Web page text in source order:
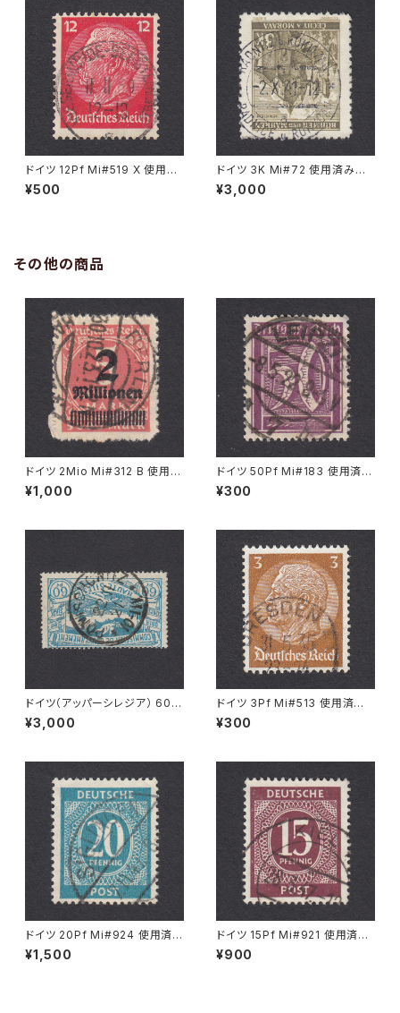
ドイツ 12Pf Mi#519 X 使用済
み切手｜WESERMÜNDE-GE
ESTEMÜNDE 11.11.1939
¥500
ドイツ 3K Mi#72 使用済み切
手｜RADNITZ b. ROKITZAN
2.X.1941
¥3,000
その他の商品
ドイツ 2Mio Mi#312 B 使用済
み切手｜BERLIN 30.10.1923
¥1,000
ドイツ 50Pf Mi#183 使用済み
切手｜LEIPZIG 8.5.1922
¥300
ドイツ（アッパーシレジア） 60P
f Mi#23 使用済み切手｜PONI
SCHOWITZ 22.11.1921
¥3,000
ドイツ 3Pf Mi#513 使用済み
切手｜DRESDEN 31.5.1935
¥300
ドイツ 20Pf Mi#924 使用済み
切手｜SIGLINGEN 7.11.1947
¥1,500
ドイツ 15Pf Mi#921 使用済み
切手｜KIEL 28.3.1947
¥900